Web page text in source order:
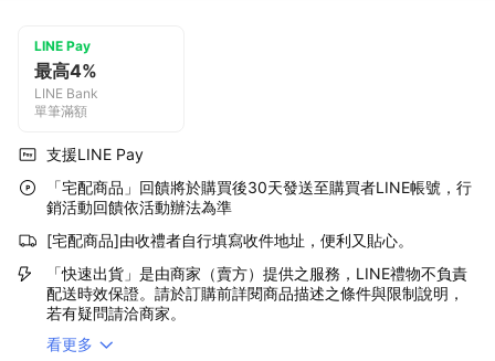
LINE Pay
最高4%
LINE Bank
單筆滿額
支援LINE Pay
「宅配商品」回饋將於購買後30天發送至購買者LINE帳號，行
銷活動回饋依活動辦法為準
[宅配商品]由收禮者自行填寫收件地址，便利又貼心。
「快速出貨」是由商家（賣方）提供之服務，LINE禮物不負責
配送時效保證。請於訂購前詳閱商品描述之條件與限制說明，
若有疑問請洽商家。
看更多